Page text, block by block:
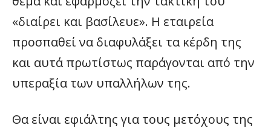
«διαίρει και βασίλευε». Η εταιρεία
προσπαθεί να διαφυλάξει τα κέρδη της
και αυτά πρωτίστως παράγονται από την
υπεραξία των υπαλλήλων της.
Θα είναι εφιάλτης για τους μετόχους της